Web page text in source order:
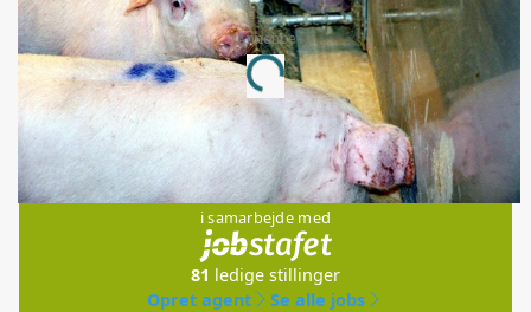
Annonce
Loading...
Jobs
i samarbejde med
81 ledige stillinger
Opret agent
Se alle jobs